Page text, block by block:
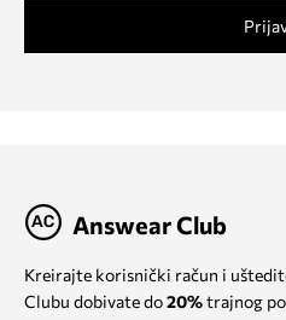
Answear Club
Kreirajte korisnički račun i
Clubu dobivate do20%trajnog